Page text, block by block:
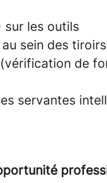
sur les outils
au sein des
(vérification de
servantes